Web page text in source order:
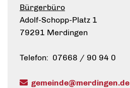
Bürgerbüro
Adolf-Schopp-Platz 1
79291 Merdingen
Telefon: 07668 / 90 94 0
gemeinde@merdingen.de